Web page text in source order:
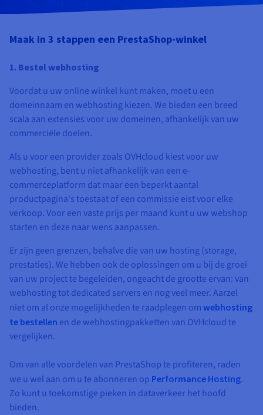
Tarieven
Documentatie
Monitoring
Roadmap & Changelog
Roadmap & Changelog
Roadmap & Changelog
Maak in 3 stappen een PrestaShop-winkel
1. Bestel webhosting
Voordat u uw online winkel kunt maken, moet u een
domeinnaam en webhosting kiezen. We bieden een breed
scala aan extensies voor uw domeinen, afhankelijk van uw
commerciële doelen.
Als u voor een provider zoals OVHcloud kiest voor uw
webhosting, bent u niet afhankelijk van een e-
commerceplatform dat maar een beperkt aantal
productpagina's toestaat of een commissie eist voor elke
verkoop. Voor een vaste prijs per maand kunt u uw webshop
starten en deze naar wens aanpassen.
Er zijn geen grenzen, behalve die van uw hosting (storage,
prestaties). We hebben ook de oplossingen om u bij de groei
van uw project te begeleiden, ongeacht de grootte ervan: van
webhosting tot dedicated servers en nog veel meer. Aarzel
niet om al onze mogelijkheden te raadplegen om webhosting
te bestellen en de webhostingpakketten van OVHcloud te
vergelijken.
Om van alle voordelen van PrestaShop te profiteren, raden
we u wel aan om u te abonneren op Performance Hosting.
Zo kunt u toekomstige pieken in dataverkeer het hoofd
bieden.